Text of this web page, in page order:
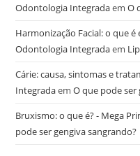
Odontologia IntegradaemO
Harmonização Facial: o que
Odontologia Integradaem
Cárie: causa, sintomas e
IntegradaemO que pode ser
Bruxismo: o que é? - Mega
pode ser gengiva sangrando?